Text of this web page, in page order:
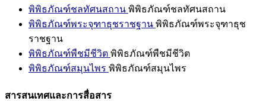
พิพิธภัณฑ์ชลทัศนสถาน พิพิธภัณฑ์ชลทัศนสถาน
พิพิธภัณฑ์พระจุฑาธุชราชฐาน พิพิธภัณฑ์พระจุฑาธุช
ราชฐาน
พิพิธภัณฑ์พืชมีชีวิต พิพิธภัณฑ์พืชมีชีวิต
พิพิธภัณฑ์สมุนไพร พิพิธภัณฑ์สมุนไพร
สารสนเทศและการสื่อสาร